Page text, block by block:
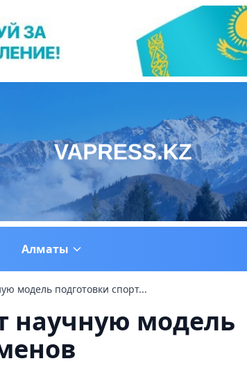
Алматы
модель подготовки спорт...
научную модель